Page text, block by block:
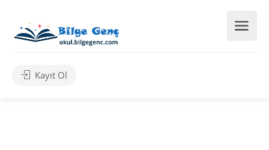
Kayıt Ol